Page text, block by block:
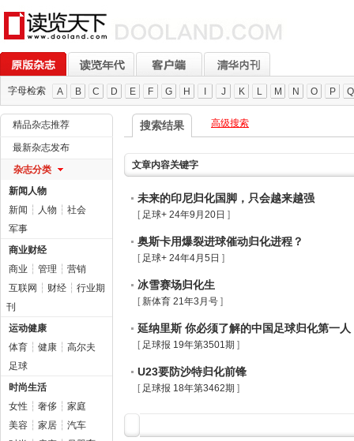
字母检索 A B C D E F G H J K L M N O P Q
精品杂志推荐
最新杂志发布
杂志分类
新闻人物
新闻 ┆ 人物 ┆ 社会
军事
商业财经
商业 ┆ 管理 ┆ 营销
互联网 ┆ 财经 ┆ 行业期
刊
运动健康
体育 ┆ 健康 ┆ 高尔夫
足球
时尚生活
女性 ┆ 奢侈 ┆ 家庭
美容 ┆ 家居 ┆ 汽车
搜索结果 高级搜索
文章内容关键字
未来的印尼归化国脚，只会越来越强
[ 足球+ 24年9月20日 ]
奥斯卡用爆裂进球催动归化进程？
[ 足球+ 24年4月5日 ]
冰雪赛场归化生
[新体育 21年3月号 ]
延纳里斯 你必须了解的中国足球归化第一人
[ 足球报 19年第3501期 ]
U23要防沙特归化前锋
[ 足球报 18年第3462期 ]